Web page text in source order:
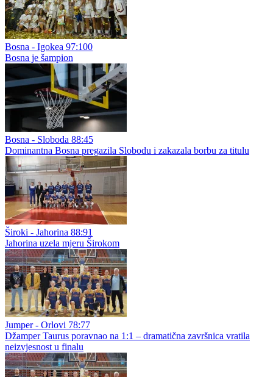
Bosna - Igokea 97:100
Bosna je šampion
Bosna - Sloboda 88:45
Dominantna Bosna pregazila Slobodu i zakazala borbu za titulu
Široki - Jahorina 88:91
Jahorina uzela mjeru Širokom
Jumper - Orlovi 78:77
Džamper Taurus poravnao na 1:1 – dramatična završnica vratila
neizvjesnost u finalu